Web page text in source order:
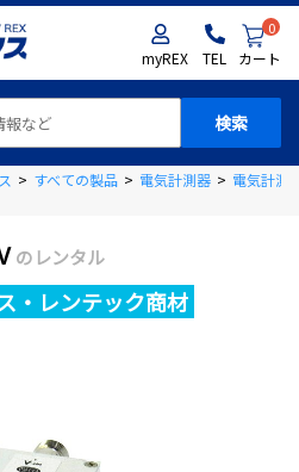
myREX TEL
0
カート
> すべての製品 > 電気計測器 > 電気計測
のレンタル
・レンテック商材